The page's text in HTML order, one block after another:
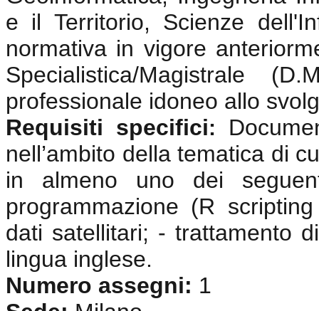
e il Territorio, Scienze
normativa in vigore
Specialistica/Magistrale
professionale idoneo allo
Requisiti specifici:
nell’ambito della tematica di
in almeno uno dei
programmazione (R
dati satellitari; - trattamento
lingua inglese.
Numero assegni: 1